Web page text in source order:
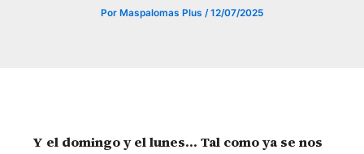
Por Maspalomas Plus /12/07/2025
Y el domingo y el lunes… Tal como ya se nos